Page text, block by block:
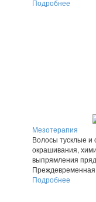
Подробнее
Мезотерапия
Волосы тусклые и
окрашивания,
выпрямления
Подробнее